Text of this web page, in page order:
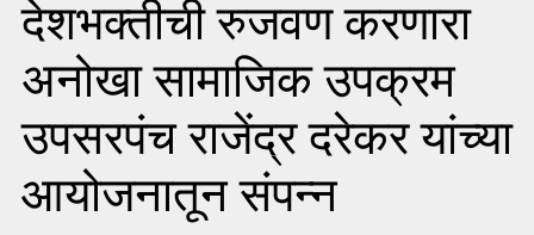
देशभक्तीची रुजवण करणारा
अनोखा सामाजिक उपक्रम
उपसरपंच राजेंद्र दरेकर यांच्या
आयोजनातून संपन्न